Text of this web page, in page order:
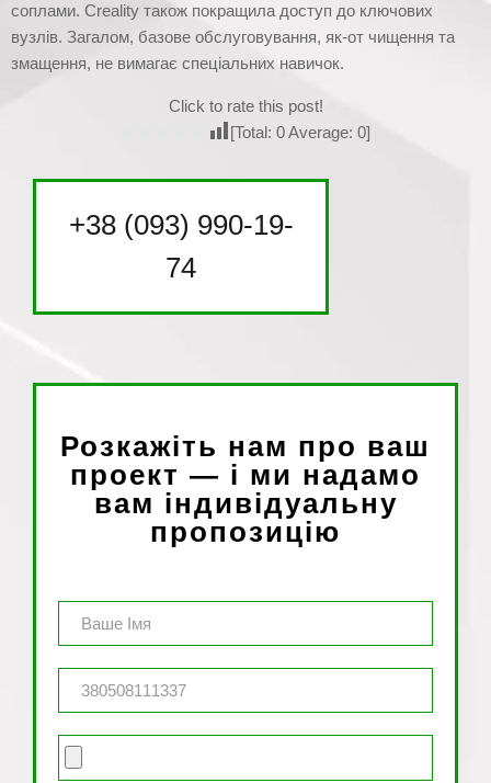
соплами. Creality також покращила доступ до ключових
вузлів. Загалом, базове обслуговування, як-от чищення та
змащення, не вимагає спеціальних навичок.
Click to rate this post!
[Total: 0Average: 0]
+38 (093) 990-19-
74
Розкажіть нам про ваш
проект — і ми надамо
вам індивідуальну
пропозицію